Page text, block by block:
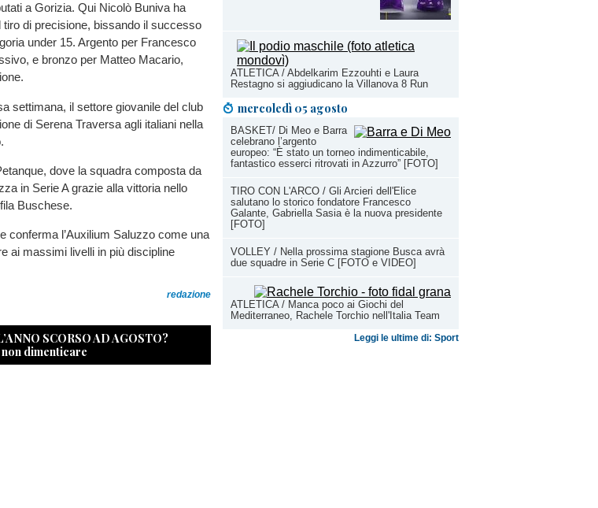
ATLETICA / Abdelkarim Ezzouhti e Laura
Restagno si aggiudicano la Villanova 8 Run
mercoledì 05 agosto
BASKET/ Di Meo e Barra
celebrano l’argento
europeo: “È stato un torneo indimenticabile,
fantastico esserci ritrovati in Azzurro” [FOTO]
TIRO CON L'ARCO / Gli Arcieri dell'Elice
salutano lo storico fondatore Francesco
Galante, Gabriella Sasia è la nuova presidente
[FOTO]
VOLLEY / Nella prossima stagione Busca avrà
due squadre in Serie C [FOTO e VIDEO]
ATLETICA / Manca poco ai Giochi del
Mediterraneo, Rachele Torchio nell'Italia Team
Leggi le ultime di: Sport
a Gorizia. Qui Nicolò Buniva ha
di precisione, bissando il successo
under 15. Argento per Francesco
e bronzo per Matteo Macario,
settimana, il settore giovanile del club
di Serena Traversa agli italiani nella
dove la squadra composta da
in Serie A grazie alla vittoria nello
Buschese.
conferma l’Auxilium Saluzzo come una
ai massimi livelli in più discipline
redazione
SCORSO AD AGOSTO?
dimenticare